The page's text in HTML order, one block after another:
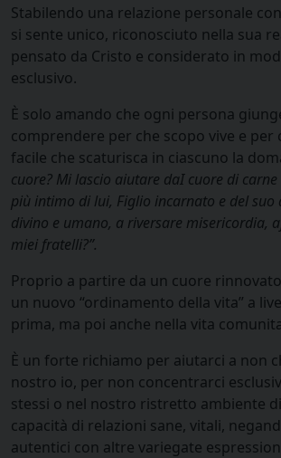
Stabilendo una relazione personale
si sente unico, riconosciuto nella sua
pensato da Cristo e considerato in
esclusivo.
È solo amando che ogni persona
comprendere per che scopo vive e per
facile che scaturisca in ciascuno la
cuore? Mi lascio aiutare daI cuore di
più intimo di lui, Figlio incarnato e del suo
divino e umano, a riversare misericordia,
miei fratelli?”.
Proprio a partire da un cuore
un nuovo “ordinamento della vita” a
prima, ma poi anche nella vita
È un forte richiamo per aiutarci a non
nostro io, per non concentrarci
stessi o nel nostro ristretto ambiente
capacità di relazioni sane, vitali,
autentici con altre variegate